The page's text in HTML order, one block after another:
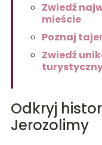
Zwiedź
mieście
Poznaj
Zwiedź
Odkryj
Jerozolimy